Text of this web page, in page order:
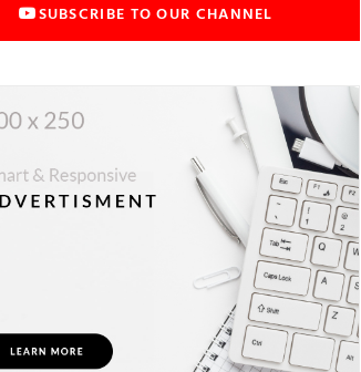
SUBSCRIBE TO OUR CHANNEL